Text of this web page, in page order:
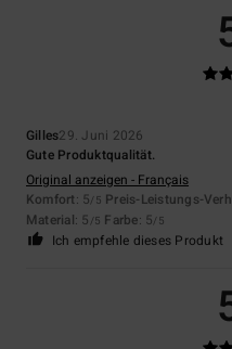
Gilles29. Juni 2026
Gute Produktqualität.
Original anzeigen - Français
Komfort: 5/5 Preis-Leistungs-
Material: 5 /5 Farbe: 5/5
Ich empfehle dieses Produkt